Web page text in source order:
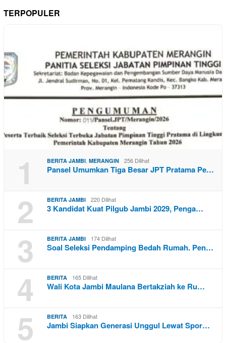
TERPOPULER
1 BERITA JAMBI, MERANGIN 256 Dilihat
Pansel Umumkan Tiga Besar JPT Pratama Pe…
2 BERITA JAMBI 220 Dilihat
3 Kandidat Kuat Pilgub Jambi 2029, Penga…
3 BERITA JAMBI 174 Dilihat
Soal Seleksi Pendamping Bedah Rumah. Pen…
4 BERITA 165 Dilihat
Wali Kota Jambi Maulana Bertakziah ke Ru…
5 BERITA 163 Dilihat
Jambi Siapkan Generasi Unggul Lewat Spor…